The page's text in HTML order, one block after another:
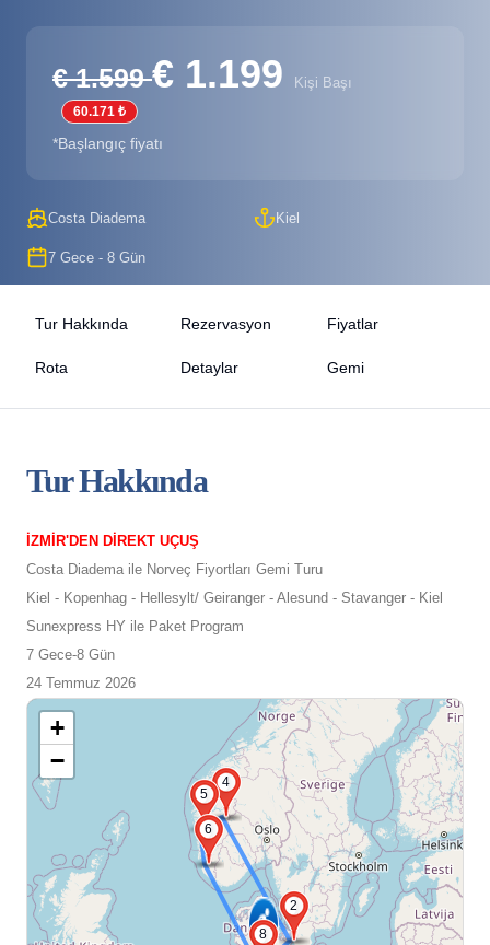
€ 1.599€ 1.199 Kişi Başı
60.171 ₺
*Başlangıç fiyatı
Costa Diadema Kiel
7 Gece - 8 Gün
Tur Hakkında Rezervasyon Fiyatlar
Rota Detaylar Gemi
Tur Hakkında
İZMİR'DEN DİREKT UÇUŞ
Costa Diadema ile Norveç Fiyortları Gemi Turu
Kiel - Kopenhag - Hellesylt/ Geiranger - Alesund - Stavanger - Kiel
Sunexpress HY ile Paket Program
7 Gece-8 Gün
24 Temmuz 2026
2
4
5
6
8
+
−